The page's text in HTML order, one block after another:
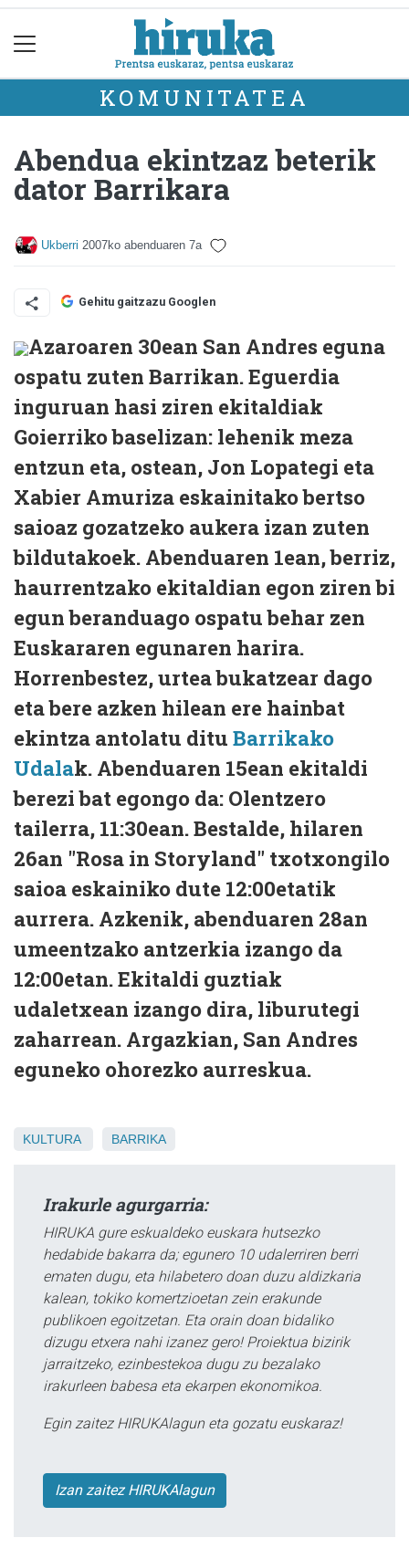
KOMUNITATEA
Abendua ekintzaz beterik
dator Barrikara
Ukberri 2007ko abenduaren 7a
Gehitu gaitzazu Googlen
Azaroaren 30ean San Andres eguna
ospatu zuten Barrikan. Eguerdia
inguruan hasi ziren ekitaldiak
Goierriko baselizan: lehenik meza
entzun eta, ostean, Jon Lopategi eta
Xabier Amuriza eskainitako bertso
saioaz gozatzeko aukera izan zuten
bildutakoek. Abenduaren 1ean, berriz,
haurrentzako ekitaldian egon ziren bi
egun beranduago ospatu behar zen
Euskararen egunaren harira.
Horrenbestez, urtea bukatzear dago
eta bere azken hilean ere hainbat
ekintza antolatu ditu Barrikako
Udalak. Abenduaren 15ean ekitaldi
berezi bat egongo da: Olentzero
tailerra, 11:30ean. Bestalde, hilaren
26an "Rosa in Storyland" txotxongilo
saioa eskainiko dute 12:00etatik
aurrera. Azkenik, abenduaren 28an
umeentzako antzerkia izango da
12:00etan. Ekitaldi guztiak
udaletxean izango dira, liburutegi
zaharrean. Argazkian, San Andres
eguneko ohorezko aurreskua.
KULTURA BARRIKA
Irakurle agurgarria:
HIRUKA gure eskualdeko euskara hutsezko
hedabide bakarra da; egunero 10 udalerriren berri
ematen dugu, eta hilabetero doan duzu aldizkaria
kalean, tokiko komertzioetan zein erakunde
publikoen egoitzetan. Eta orain doan bidaliko
dizugu etxera nahi izanez gero! Proiektua bizirik
jarraitzeko, ezinbestekoa dugu zu bezalako
irakurleen babesa eta ekarpen ekonomikoa.
Egin zaitez HIRUKAlagun eta gozatu euskaraz!
Izan zaitez HIRUKAlagun